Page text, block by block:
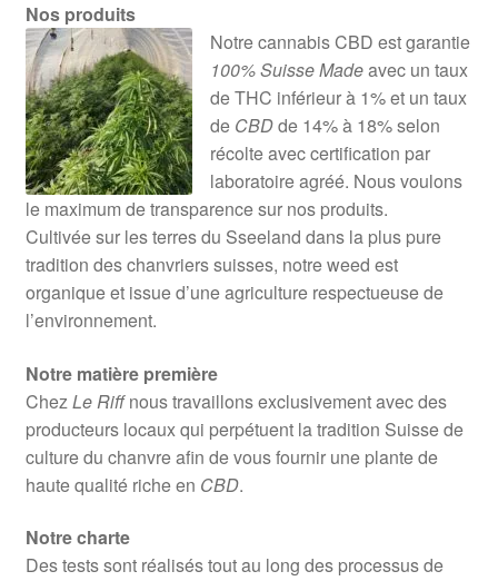
Nos produits
Notre cannabis CBD est garantie
100% Suisse Madeavec un taux
de THC inférieur à 1% et un taux
deCBDde 14% à 18% selon
récolte avec certification par
laboratoire agréé. Nous voulons
le maximum de transparence sur nos produits.
Cultivée sur les terres du Sseeland dans la plus pure
tradition des chanvriers suisses, notre weed est
organique et issue d’une agriculture respectueuse de
l’environnement.
Notre matière première
ChezLe Riffnous travaillons exclusivement avec des
producteurs locaux qui perpétuent la tradition Suisse de
culture du chanvre afin de vous fournir une plante de
haute qualité riche en CBD.
Notre charte
Des tests sont réalisés tout au long des processus de